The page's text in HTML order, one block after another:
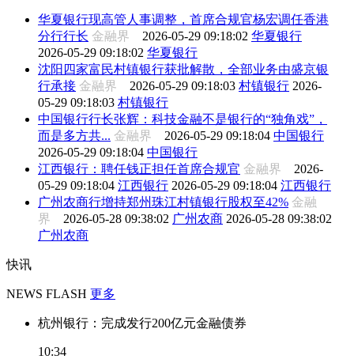
华夏银行现高管人事调整，首席合规官杨宏调任香港
分行行长 金融界 2026-05-29 09:18:02 华夏银行
2026-05-29 09:18:02 华夏银行
沈阳四家富民村镇银行获批解散，全部业务由盛京银
行承接 金融界 2026-05-29 09:18:03 村镇银行 2026-
05-29 09:18:03 村镇银行
中国银行行长张辉：科技金融不是银行的“独角戏”，
而是多方共... 金融界 2026-05-29 09:18:04 中国银行
2026-05-29 09:18:04 中国银行
江西银行：聘任钱正担任首席合规官 金融界 2026-
05-29 09:18:04 江西银行 2026-05-29 09:18:04 江西银行
广州农商行增持郑州珠江村镇银行股权至42% 金融
界 2026-05-28 09:38:02 广州农商 2026-05-28 09:38:02
广州农商
快讯
NEWS FLASH 更多
杭州银行：完成发行200亿元金融债券
10:34